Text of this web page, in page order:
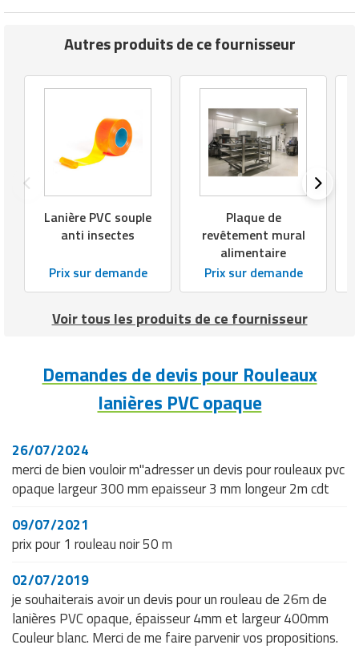
Autres produits de ce fournisseur
Lanière PVC souple
anti insectes
Prix sur demande
Plaque de
revêtement mural
alimentaire
Prix sur demande
Voir tous les produits de ce fournisseur
Demandes de devis pour Rouleaux
lanières PVC opaque
26/07/2024
merci de bien vouloir m"adresser un devis pour rouleaux pvc
opaque largeur 300 mm epaisseur 3 mm longeur 2m cdt
09/07/2021
prix pour 1 rouleau noir 50 m
02/07/2019
je souhaiterais avoir un devis pour un rouleau de 26m de
lanières PVC opaque, épaisseur 4mm et largeur 400mm
Couleur blanc. Merci de me faire parvenir vos propositions.